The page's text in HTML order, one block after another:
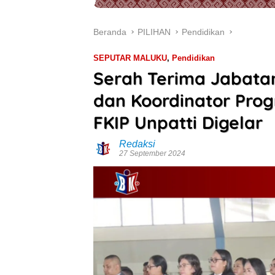
Beranda PILIHAN Pendidikan
SEPUTAR MALUKU, Pendidikan
Serah Terima
dan Koordinator
FKIP Unpatti Digelar
Redaksi
27 September 2024